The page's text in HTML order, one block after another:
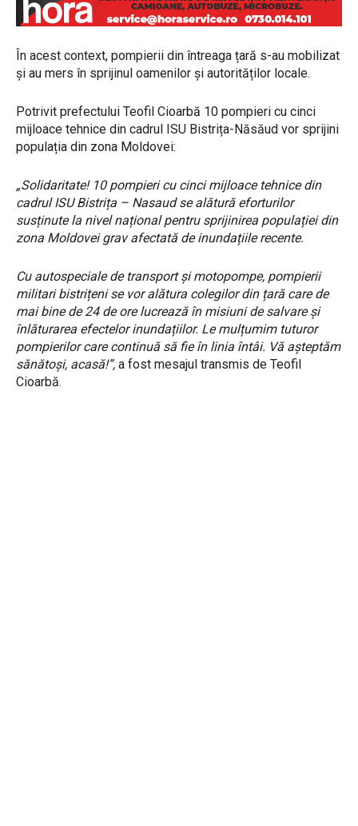
În acest context, pompierii din întreaga țară s-au mobilizat
și au mers în sprijinul oamenilor și autorităților locale.
Potrivit prefectului Teofil Cioarbă 10 pompieri cu cinci
mijloace tehnice din cadrul ISU Bistrița-Năsăud vor sprijini
populația din zona Moldovei:
„Solidaritate! 10 pompieri cu cinci mijloace tehnice din
cadrul ISU Bistrița – Nasaud se alătură eforturilor
susținute la nivel național pentru sprijinirea populației din
zona Moldovei grav afectată de inundațiile recente.
Cu autospeciale de transport și motopompe, pompierii
militari bistrițeni se vor alătura colegilor din țară care de
mai bine de 24 de ore lucrează în misiuni de salvare și
înlăturarea efectelor inundațiilor. Le mulțumim tuturor
pompierilor care continuă să fie în linia întâi. Vă așteptăm
sănătoși, acasă!”, a fost mesajul transmis de Teofil
Cioarbă.